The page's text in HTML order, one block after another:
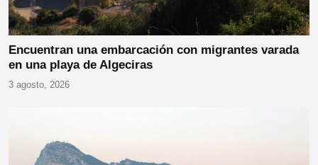
Encuentran una embarcación con migrantes varada
en una playa de Algeciras
3 agosto, 2026